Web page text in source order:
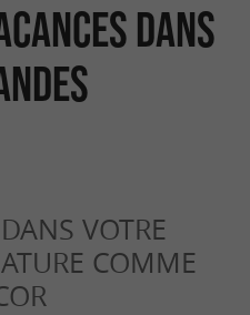
dans
VOTRE
COMME